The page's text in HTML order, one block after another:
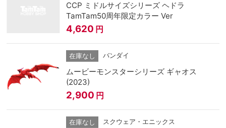
CCP ミドルサイズシリーズ ヘドラ
TamTam50周年限定カラー Ver
4,620 円
在庫なし バンダイ
ムービーモンスターシリーズ ギャオス
(2023)
2,900 円
在庫なし スクウェア・エニックス